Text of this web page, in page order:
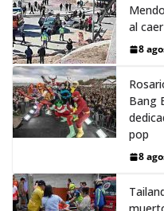
al
8
Bang
pop
8